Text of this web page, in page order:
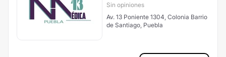
Sin opiniones
Av. 13 Poniente 1304, Colonia Barrio
de Santiago, Puebla